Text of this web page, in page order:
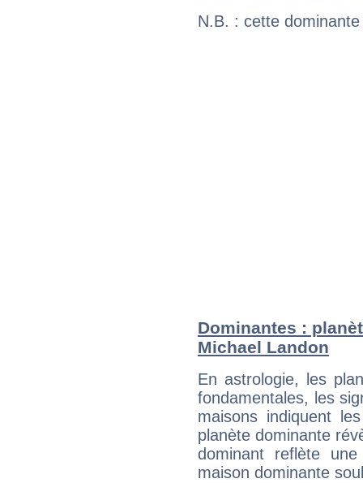
N.B. : cette
Dominantes :
Michael Landon
En astrologie, les
fondamentales, les
maisons indiquent
planète dominante
dominant reflète
maison dominante